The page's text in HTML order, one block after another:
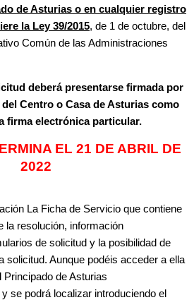
de Asturias o en cualquier registro
la Ley 39/2015, de 1 de octubre, del
Común de las Administraciones
deberá presentarse firmada por
Centro o Casa de Asturias como
firma electrónica particular.
EL 21 DE ABRIL DE
2022
La Ficha de Servicio que contiene
la resolución, información
de solicitud y la posibilidad de
solicitud. Aunque podéis acceder a ella
de Asturias
y se podrá localizar introduciendo el